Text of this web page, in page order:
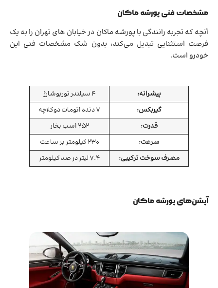
مشخصات فنی پورشه ماکان
آنچه که تجربه رانندگی با پورشه ماکان در خیابان های تهران را به یک
فرصت استثنایی تبدیل می‌کند، بدون شک مشخصات فنی این
خودرو است.
پیشرانه:
4 سیلندر توربوشارژ
گیربکس:
7 دنده اتومات دوکلاچه
قدرت:
252 اسب بخار
سرعت:
230 کیلومتر بر ساعت
مصرف سوخت ترکیبی:
7.4 لیتر در صد کیلومتر
آپشن‌های پورشه ماکان